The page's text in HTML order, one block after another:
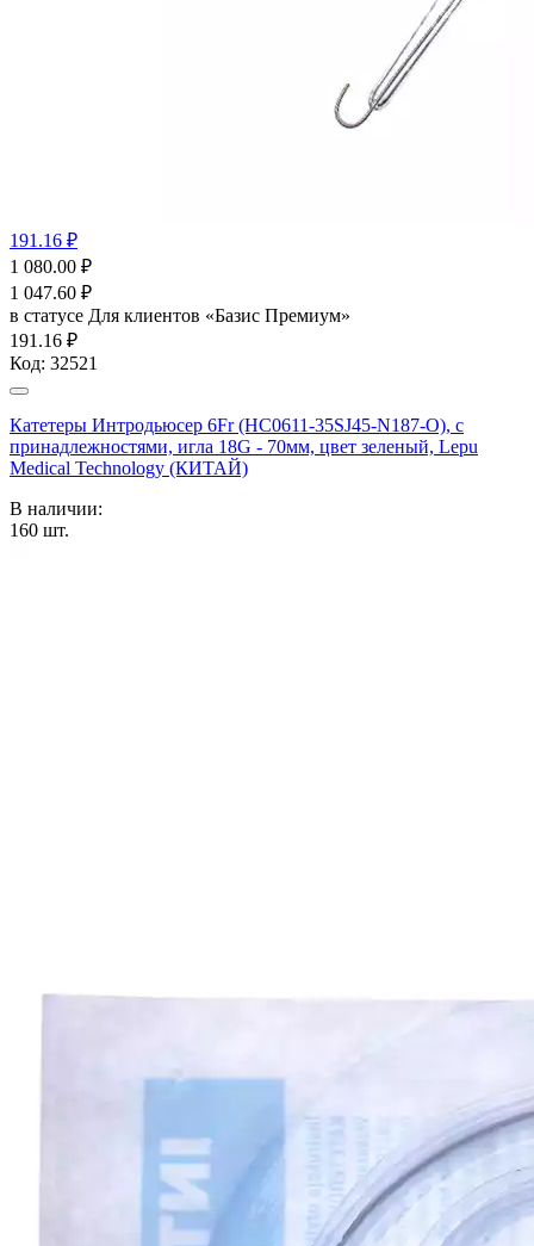
191.16 ₽
1 080.00 ₽
1 047.60 ₽
в статусе Для клиентов «Базис Премиум»
191.16 ₽
Код: 32521
Катетеры Интродьюсер 6Fr (HC0611-35SJ45-N187-O), с
принадлежностями, игла 18G - 70мм, цвет зеленый, Lepu
Medical Technology (КИТАЙ)
В наличии:
160 шт.